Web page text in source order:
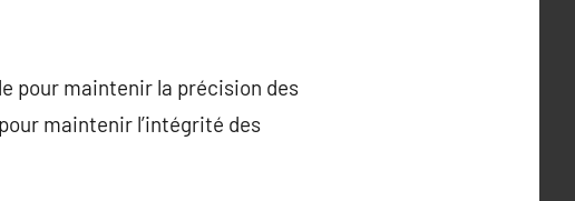
pour maintenir la précision des
maintenir l’intégrité des